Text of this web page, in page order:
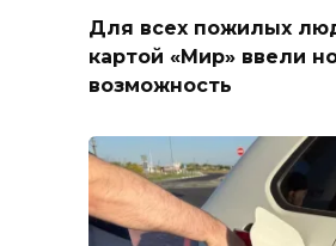
Для всех пожилых
картой «Мир» ввели
возможность